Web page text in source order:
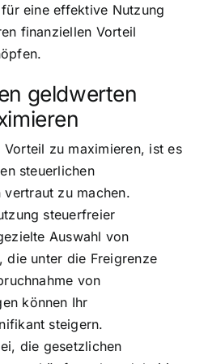
eine effektive Nutzung
finanziellen Vorteil
geldwerten
zu maximieren, ist es
steuerlichen
vertraut zu machen.
steuerfreier
Auswahl von
die unter die Freigrenze
von
können Ihr
steigern.
die gesetzlichen